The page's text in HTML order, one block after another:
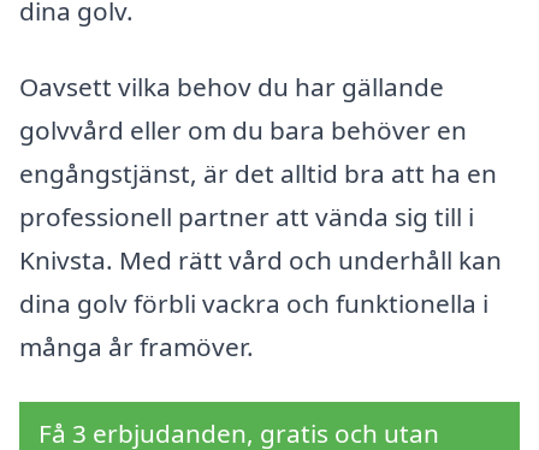
dina golv.
Oavsett vilka behov du har gällande
golvvård eller om du bara behöver en
engångstjänst, är det alltid bra att ha en
professionell partner att vända sig till i
Knivsta. Med rätt vård och underhåll kan
dina golv förbli vackra och funktionella i
många år framöver.
Få 3 erbjudanden, gratis och utan